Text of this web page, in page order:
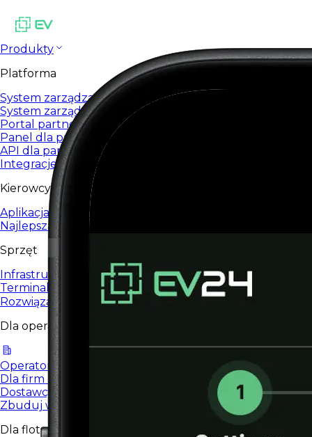
Produkty
Platforma
System zarządzania ładowaniem EV
System zarządzania stacjami ładowania zaprojektowany
Portal partnera
Panel dla partnerów i integratorów EV24
API dla partnerów
Integracje i automatyzacja przez otwarte API
Kierowcy
Aplikacja kierowcy
Najlepsza aplikacja do ładowania EV na co dzień.
Sprzęt
Infrastruktura ładowania
Terminale płatnicze
Rozwiązania
Dla operatorów i dostawców
Operatorzy stacji ładowania
Dla firm zarządzających sieciami ładowania EV.
Dostawcy usług
Zbuduj własną markę i sieć ładowania w modelu White
Dla flot